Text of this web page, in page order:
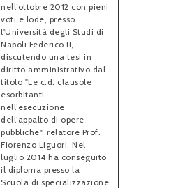
nell’ottobre 2012 con pieni
voti e lode, presso
l'Università degli Studi di
Napoli Federico II,
discutendo una tesi in
diritto amministrativo dal
titolo "Le c.d. clausole
esorbitanti
nell’esecuzione
dell’appalto di opere
pubbliche", relatore Prof.
Fiorenzo Liguori. Nel
luglio 2014 ha conseguito
il diploma presso la
Scuola di specializzazione